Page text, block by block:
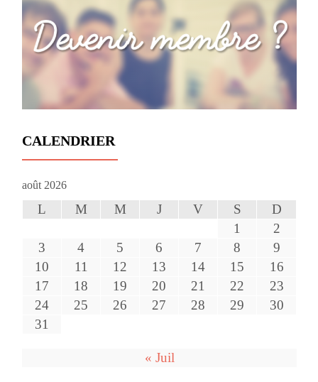
CALENDRIER
août 2026
L M M J V S
D
1
2
3
4 5 6 7 8
9
10
11 12 13 14 15
16
17
18 19 20 21 22
23
24
25 26 27 28 29
30
31
« Juil